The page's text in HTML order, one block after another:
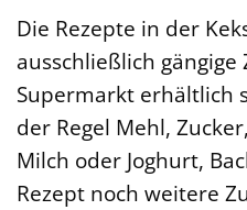
Die Rezepte in der
ausschließlich
Supermarkt erhältlich
der Regel Mehl,
Milch oder Joghurt,
Rezept noch weitere